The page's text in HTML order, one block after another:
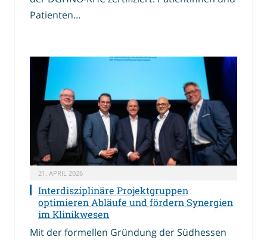
Patienten…
21. APRIL 2026
Interdisziplinäre Projektgruppen
optimieren Abläufe und fördern Synergien
im Klinikwesen
Mit der formellen Gründung der Südhessen